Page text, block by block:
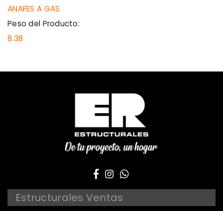
ANAFES A GAS
Peso del Producto:
8.38
Estructurales Ventas